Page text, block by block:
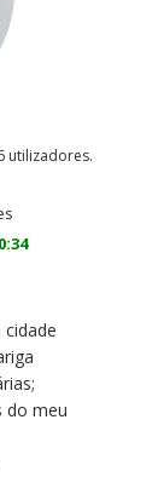
utilizadores.
do meu